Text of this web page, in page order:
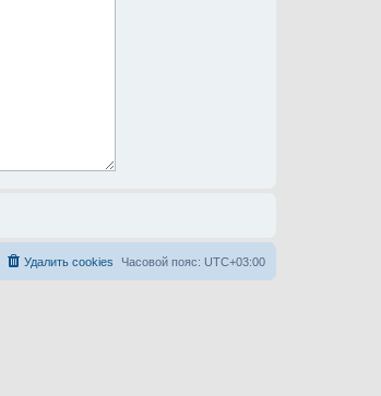
Часовой пояс: UTC+03:00
Удалить cookies